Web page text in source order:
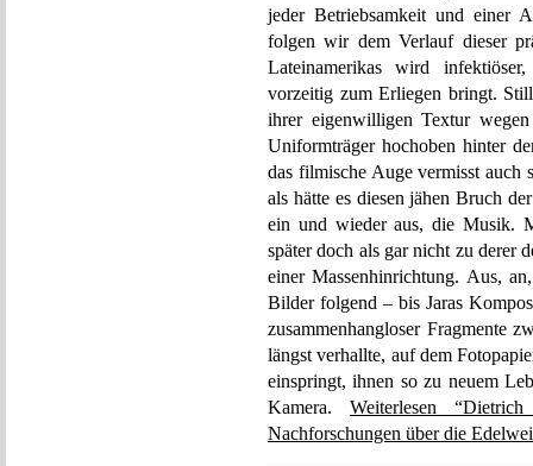
jeder Betriebsamkeit und einer
folgen wir dem Verlauf dieser
Lateinamerikas wird
vorzeitig zum Erliegen bringt.
ihrer eigenwilligen Textur wegen
Uniformträger hochoben hinter
das filmische Auge vermisst auch
als hätte es diesen jähen Bruch
ein und wieder aus, die Musik.
später doch als gar nicht zu derer
einer Massenhinrichtung. Aus,
Bilder folgend – bis Jaras
zusammenhangloser Fragmente
längst verhallte, auf dem
einspringt, ihnen so zu neuem
Kamera. Weiterlesen
Nachforschungen über die